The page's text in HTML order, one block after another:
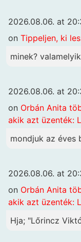
2026.08.06. at
on Tippeljen, ki
minek?
2026.08.06. at
on Orbán Anita
akik azt üzenték:
mondjuk az éves
2026.08.06. at
on Orbán Anita
akik azt üzenték:
Hja; "Lőrincz